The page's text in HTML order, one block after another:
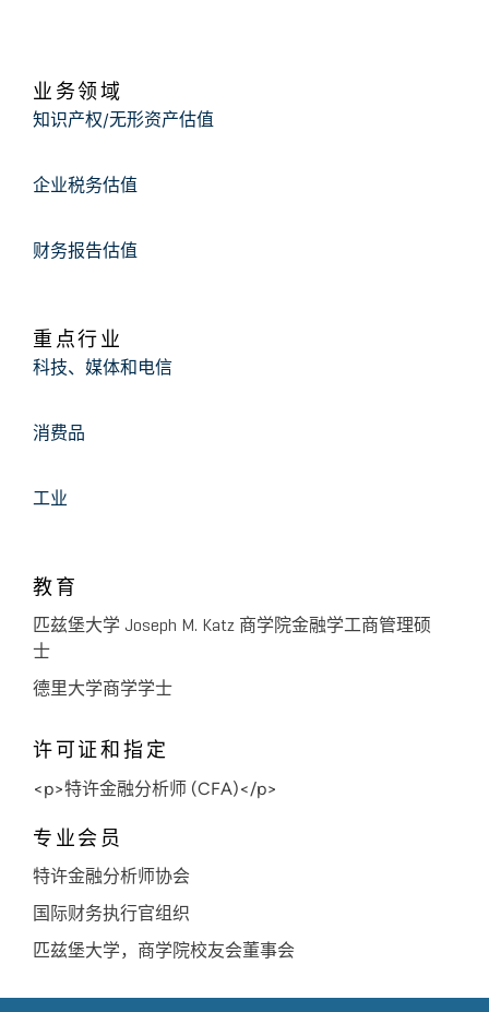
业务领域
知识产权/无形资产估值
企业税务估值
财务报告估值
重点行业
科技、媒体和电信
消费品
工业
教育
匹兹堡大学 Joseph M. Katz 商学院金融学工商管理硕
士
德里大学商学学士
许可证和指定
<p>特许金融分析师 (CFA)</p>
专业会员
特许金融分析师协会
国际财务执行官组织
匹兹堡大学，商学院校友会董事会